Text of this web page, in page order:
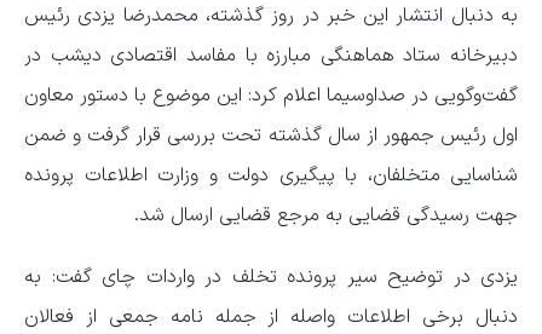
به دنبال انتشار این خبر در روز گذشته، محمدرضا یزدی رئیس
دبیرخانه ستاد هماهنگی مبارزه با مفاسد اقتصادی دیشب در
گفت‌وگویی در صداوسیما اعلام کرد: این موضوع با دستور معاون
اول رئیس جمهور از سال گذشته تحت بررسی قرار گرفت و ضمن
شناسایی متخلفان، با پیگیری دولت و وزارت اطلاعات پرونده
جهت رسیدگی قضایی به مرجع قضایی ارسال شد.
یزدی در توضیح سیر پرونده تخلف در واردات چای گفت: به
دنبال برخی اطلاعات واصله از جمله نامه جمعی از فعالان